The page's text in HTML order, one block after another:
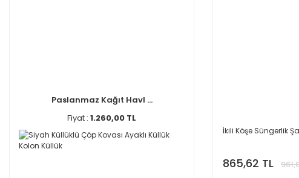
Paslanmaz Kağıt Havl ...
Fiyat : 1.260,00 TL
İkili Köşe Süngerlik
865,62 TL